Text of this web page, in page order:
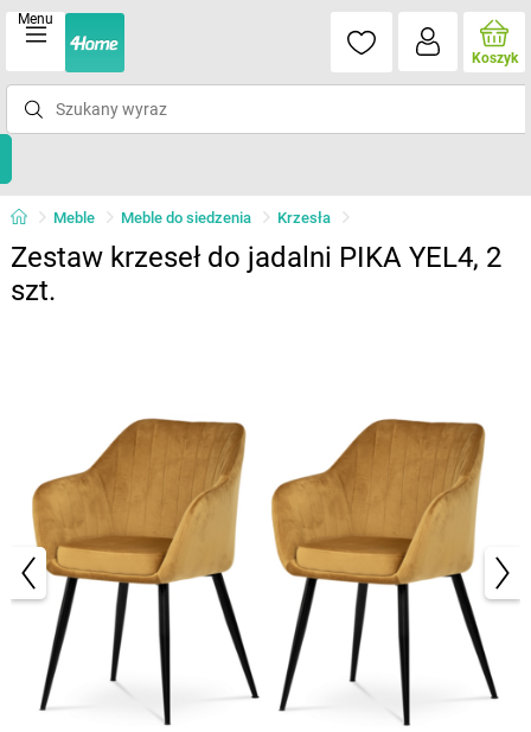
Menu
Koszyk
Meble Meble do siedzenia Krzesła
Zestaw krzeseł do jadalni PIKA YEL4, 2
szt.